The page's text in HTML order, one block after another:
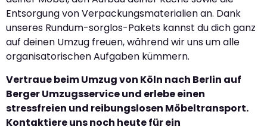
Entsorgung von Verpackungsmaterialien an. Dank
unseres Rundum-sorglos-Pakets kannst du dich ganz
auf deinen Umzug freuen, während wir uns um alle
organisatorischen Aufgaben kümmern.
Vertraue beim Umzug von Köln nach Berlin auf
Berger Umzugsservice und erlebe einen
stressfreien und reibungslosen Möbeltransport.
Kontaktiere uns noch heute für ein